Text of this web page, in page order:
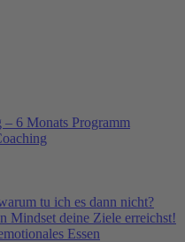
6 Monats Programm
tu ich es dann nicht?
Mindset deine Ziele erreichst!
Essen